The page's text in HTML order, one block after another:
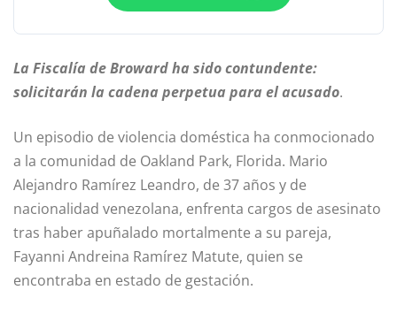
La Fiscalía de Broward ha sido contundente:
solicitarán la cadena perpetua para el acusado.
Un episodio de violencia doméstica ha conmocionado
a la comunidad de Oakland Park, Florida. Mario
Alejandro Ramírez Leandro, de 37 años y de
nacionalidad venezolana, enfrenta cargos de asesinato
tras haber apuñalado mortalmente a su pareja,
Fayanni Andreina Ramírez Matute, quien se
encontraba en estado de gestación.